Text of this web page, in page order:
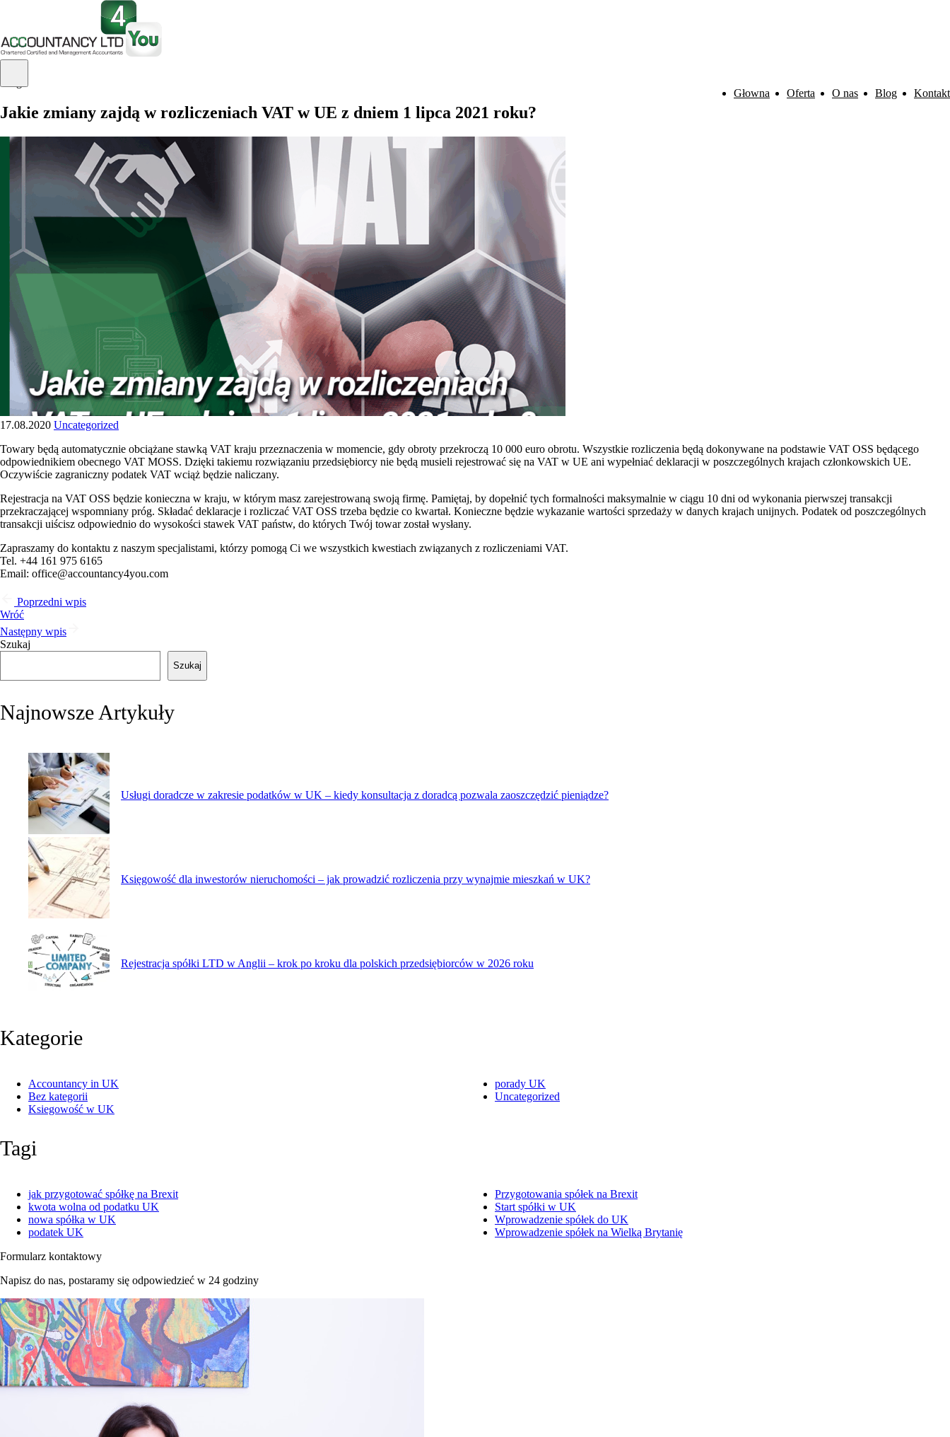
Głowna Oferta O nas Blog Kontakt
Blog
Jakie zmiany zajdą w rozliczeniach VAT w UE z dniem 1 lipca 2021 roku?
17.08.2020 Uncategorized
Towary będą automatycznie obciążane stawką VAT kraju przeznaczenia w momencie, gdy obroty przekroczą 10 000 euro obrotu. Wszystkie rozliczenia będą dokonywane na podstawie VAT OSS będącego
odpowiednikiem obecnego VAT MOSS. Dzięki takiemu rozwiązaniu przedsiębiorcy nie będą musieli rejestrować się na VAT w UE ani wypełniać deklaracji w poszczególnych krajach członkowskich UE.
Oczywiście zagraniczny podatek VAT wciąż będzie naliczany.
Rejestracja na VAT OSS będzie konieczna w kraju, w którym masz zarejestrowaną swoją firmę. Pamiętaj, by dopełnić tych formalności maksymalnie w ciągu 10 dni od wykonania pierwszej transakcji
przekraczającej wspomniany próg. Składać deklaracje i rozliczać VAT OSS trzeba będzie co kwartał. Konieczne będzie wykazanie wartości sprzedaży w danych krajach unijnych. Podatek od poszczególnych
transakcji uiścisz odpowiednio do wysokości stawek VAT państw, do których Twój towar został wysłany.
Zapraszamy do kontaktu z naszym specjalistami, którzy pomogą Ci we wszystkich kwestiach związanych z rozliczeniami VAT.
Tel. +44 161 975 6165
Email: office@accountancy4you.com
Poprzedni wpis
Wróć
Następny wpis
Szukaj
Szukaj
Najnowsze Artykuły
Usługi doradcze w zakresie podatków w UK – kiedy konsultacja z doradcą pozwala zaoszczędzić pieniądze?
Księgowość dla inwestorów nieruchomości – jak prowadzić rozliczenia przy wynajmie mieszkań w UK?
Rejestracja spółki LTD w Anglii – krok po kroku dla polskich przedsiębiorców w 2026 roku
Kategorie
Accountancy in UK
Bez kategorii
Ksiegowość w UK
porady UK
Uncategorized
Tagi
jak przygotować spółkę na Brexit
kwota wolna od podatku UK
nowa spółka w UK
podatek UK
Przygotowania spółek na Brexit
Start spółki w UK
Wprowadzenie spółek do UK
Wprowadzenie spółek na Wielką Brytanię
Formularz kontaktowy
Napisz do nas, postaramy się odpowiedzieć w 24 godziny